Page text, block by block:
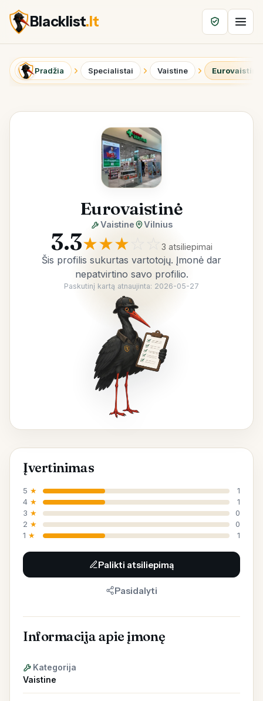
Blacklist.lt
Pradžia Specialistai Vaistine Eurovaistinė
Eurovaistinė
Vaistine Vilnius
3.3★★★ ☆ 3 atsiliepimai
Šis profilis sukurtas vartotojų. Įmonė dar
nepatvirtino savo profilio.
Paskutinį kartą atnaujinta: 2026-05-27
Įvertinimas
5 ★
1
4 ★
1
3 ★
0
2 ★
0
1 ★ 1
Palikti atsiliepimą
Pasidalyti
Informacija apie įmonę
Kategorija
Vaistine